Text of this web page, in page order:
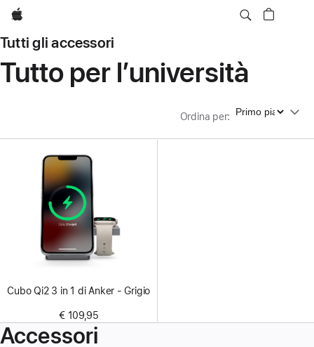
Apple
Tutti gli accessori
Tutto per l’università
Ordina per: Ordina per
Cubo Qi2 3 in 1 di Anker - Grigio
€ 109,95
Accessori